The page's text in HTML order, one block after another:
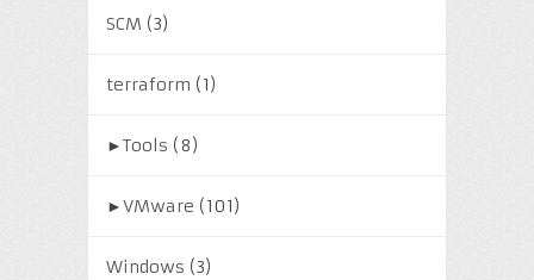
SCM (3)
terraform (1)
►Tools (8)
►VMware (101)
Windows (3)